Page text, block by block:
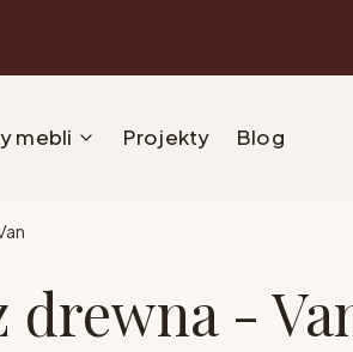
mebli Projekty Blog
drewna -